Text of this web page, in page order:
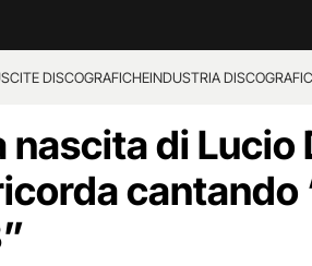
DISCOGRAFICHEINDUSTRIA
nascita di Lucio
cantando